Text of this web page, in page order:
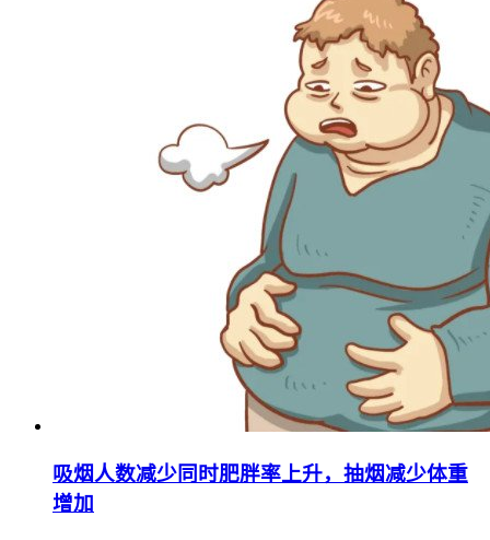
吸烟人数减少同时肥胖率上升，抽烟减少体重
增加